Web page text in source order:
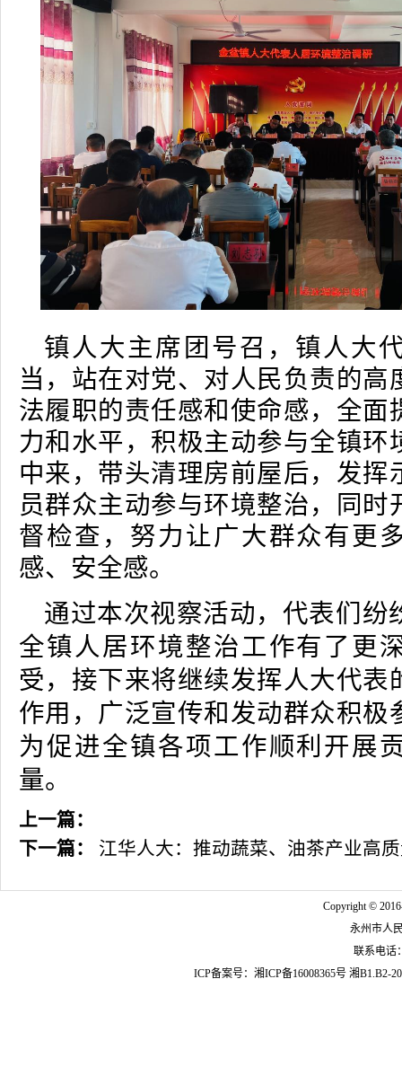
镇人大主席团号召，镇人大
当，站在对党、对人民负责的高
法履职的责任感和使命感，全面
力和水平，积极主动参与全镇环
中来，带头清理房前屋后，发挥
员群众主动参与环境整治，同时
督检查，努力让广大群众有更
感、安全感。
通过本次视察活动，代表们纷
全镇人居环境整治工作有了更
受，接下来将继续发挥人大代表
作用，广泛宣传和发动群众积极
为促进全镇各项工作顺利开展
量。
上一篇：
下一篇：
江华人大：推动蔬菜、油茶产业高
Copyright ©
永州市人
联系电话
ICP备案号： 湘ICP备16008365号 湘B1.B2-